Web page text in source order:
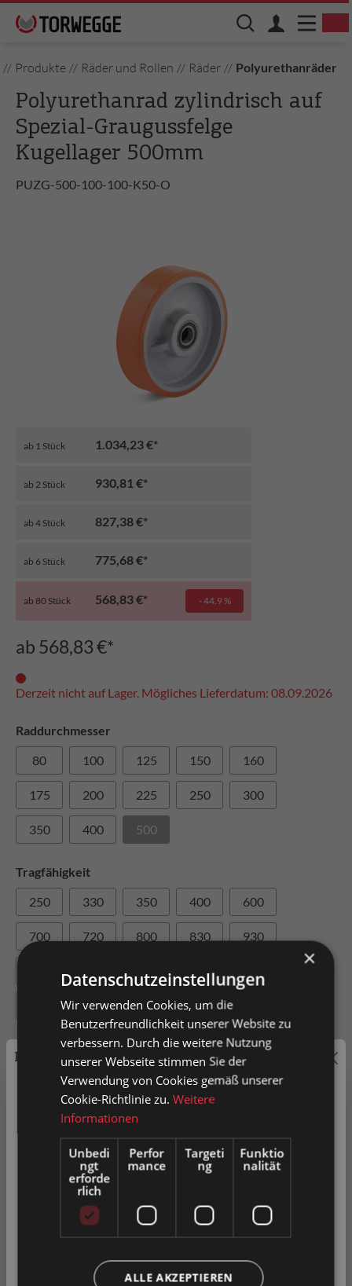
// Produkte // Räder und Rollen // Räder // Polyurethanräder
Polyurethanrad zylindrisch auf
Spezial-Graugussfelge
Kugellager 500mm
PUZG-500-100-100-K50-O
ab 568,83 €*
Derzeit nicht auf Lager. Mögliches Lieferdatum: 08.09.2026
Raddurchmesser
80
100 125 150 160
175 200 225 250 300
350 400 500
Tragfähigkeit
250
330 350 400 600
700 720 800 830 930
1200 1500 2200
3300 3500 3800
Achslochdurchmesser
15 20 25 30
Radbreite
35
70 80 100
ab 1 Stück 1.034,23 €*
ab 2 Stück 930,81 €*
ab 4 Stück 827,38 €*
ab 6 Stück 775,68 €*
ab 80 Stück 568,83 €* - 44.9 %
Preisauszeichnung
Privatkunden können Preise mit MwSt. (brutto) und
Geschäftskunden Preise ohne MwSt. (netto) angezeigt
werden.
Bitte wählen Sie Ihre bevorzugte Einstellung:
Privatkunde
Geschäftskunde( exkl. MwSt. )
×
Datenschutzeinstellungen
Wir verwenden Cookies, um die
Benutzerfreundlichkeit unserer Website zu
verbessern. Durch die weitere Nutzung
unserer Webseite stimmen Sie der
Verwendung von Cookies gemäß unserer
Cookie-Richtlinie zu.Weitere
Informationen
Unbedi
ngt
erforde
rlich
Perfor
mance
Targeti
ng
Funktio
nalität
ALLE AKZEPTIEREN